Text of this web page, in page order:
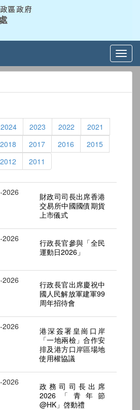
2024 2023 2022
2021
2018 2017 2016
2015
2012 2011
2026
財政司司長出席香港
交易所中國國債期貨
上市儀式
2026
行政長官參與「全民
運動日2026」
2026
行政長官出席慶祝中
國人民解放軍建軍99
周年招待會
2026
港深簽署皇崗口岸
「一地兩檢」合作安
排及港方口岸區場地
使用權協議
2026
政務司司長出席
2026「青年節
@HK」啓動禮